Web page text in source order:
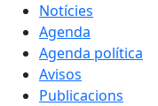
Notícies
Agenda
Agenda política
Avisos
Publicacions